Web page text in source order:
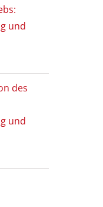
und
des
und